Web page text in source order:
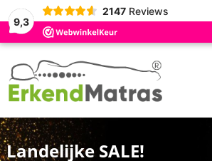
9,3
2147 Reviews
Landelijke SALE!